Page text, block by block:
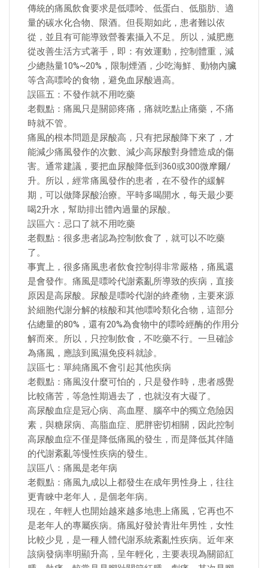
傳統的痛風飲食要求是低嘌呤、低蛋白、低脂肪、適
量的碳水化合物、限酒。但長期如此，患者難以依
從，並且有可能導致營養素攝入不足。所以，減肥應
從改善生活方式著手，即：有效運動，控制體重，減
少總熱量10%~20%，限制煙酒，少吃海鮮、動物內臟
等含高嘌呤的食物，避免血尿酸過高。
誤區五：不發作就不用吃藥
老觀點：痛風只是關節疼痛，痛就吃點止痛藥，不痛
時就不管。
痛風的根本問題是尿酸高，只有把尿酸降下來了，才
能減少痛風發作的次數、減少高尿酸對身體造成的傷
害。通常建議，要把血尿酸降低到360或300微摩爾/
升。所以，經常痛風發作的患者，在不發作的緩解
期，可以做降尿酸治療。平時多喝開水，每天最少要
喝2升水，幫助排出體內過量的尿酸。
誤區六：忌口了就不用吃藥
老觀點：很多患者認為控制飲食了，就可以不吃藥
了。
事實上，很多痛風患者飲食控制得非常嚴格，痛風還
是會發作。痛風是嘌呤代謝紊亂所導致的疾病，直接
原因是高尿酸。尿酸是嘌呤代謝的終產物，主要來源
於細胞代謝分解的核酸和其他嘌呤類化合物，這部分
佔總量的80%，還有20%為食物中的嘌呤經酶的作用分
解而來。所以，只控制飲食，不吃藥不行。一旦確診
為痛風，應該到風濕免疫科就診。
誤區七：單純痛風不會引起其他疾病
老觀點：痛風沒什麼可怕的，只是發作時，患者感覺
比較痛苦，等急性期過去了，也就沒有大礙了。
高尿酸血症是冠心病、高血壓、腦卒中的獨立危險因
素，與糖尿病、高脂血症、肥胖密切相關，因此控制
高尿酸血症不僅是降低痛風的發生，而是降低其伴隨
的代謝紊亂等慢性疾病的發生。
誤區八：痛風是老年病
老觀點：痛風九成以上都發生在成年男性身上，往往
更青睞中老年人，是個老年病。
現在，年輕人也開始越來越多地患上痛風，它再也不
是老年人的專屬疾病。痛風好發於青壯年男性，女性
比較少見，是一種人體代謝系統紊亂性疾病。近年來
該病發病率明顯升高，呈年輕化，主要表現為關節紅